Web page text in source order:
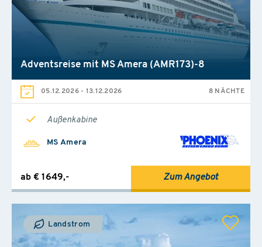
Adventsreise mit MS Amera (AMR173)-8
05.12.2026- 13.12.2026 8 NÄCHTE
Außenkabine
MS Amera
ab € 1649,- Zum Angebot
Landstrom